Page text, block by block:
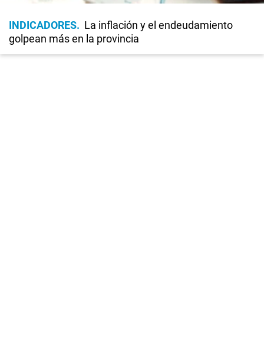
INDICADORES
La inflación y el endeudamiento
golpean más en la provincia